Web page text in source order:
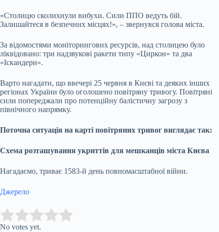
«Столицю сколихнули вибухи. Сили ППО ведуть бій.
Залишайтеся в безпечних місцях!», – звернувся голова міста.
За відомостями моніторингових ресурсів, над столицею було
ліквідовано: три надзвукові ракети типу «Циркон» та два
«Іскандери».
Варто нагадати, що ввечері 25 червня в Києві та деяких інших
регіонах України було оголошено повітряну тривогу. Повітряні
сили попереджали про потенційну балістичну загрозу з
північного напрямку.
Поточна ситуація на карті повітряних тривог виглядає так:
Схема розташування укриттів для мешканців міста Києва
Нагадаємо, триває 1583-й день повномасштабної війни.
Джерело
Rate this item:
No votes yet.